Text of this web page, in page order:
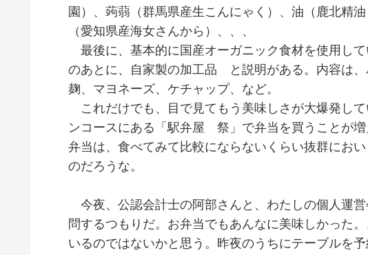
園）、蒟蒻（群馬県産生こんにゃく）、油（鹿北精
（愛知県産海女さんから）、、、
最後に、基本的に国産オーガニック食材を使用し
のあとに、自家製の加工品 と説明がある。内容は
麹、マヨネーズ、ケチャップ、など。
これだけでも、目で見てもう美味しさが大爆発し
ンコースにある「駅弁屋 祭」で弁当を買うことが
弁当は、食べてみて比較にならないくらい抜群にお
のだろうな。
今夜、公認会計士の阿部さんと、わたしの個人運
問するつもりだ。お弁当でもあんなに美味しかった
いるのではないかと思う。昨夜のうちにテーブルを予